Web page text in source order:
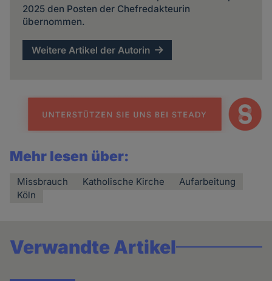
2025 den Posten der Chefredakteurin
übernommen.
Weitere Artikel der Autorin
Mehr lesen über:
Missbrauch Katholische Kirche
Aufarbeitung
Köln
Verwandte Artikel